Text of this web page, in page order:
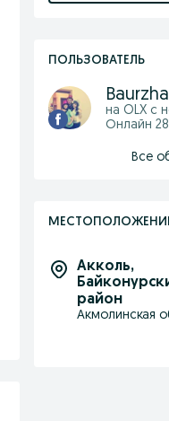
ПОЛЬЗОВАТЕЛЬ
на OLX с
Онлайн 28
Все
Акколь,
район
Акмолинская